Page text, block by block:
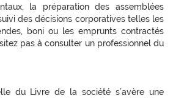
la préparation des assemblées
des décisions corporatives telles les
boni ou les emprunts contractés
pas à consulter un professionnel du
du Livre de la société s’avère une